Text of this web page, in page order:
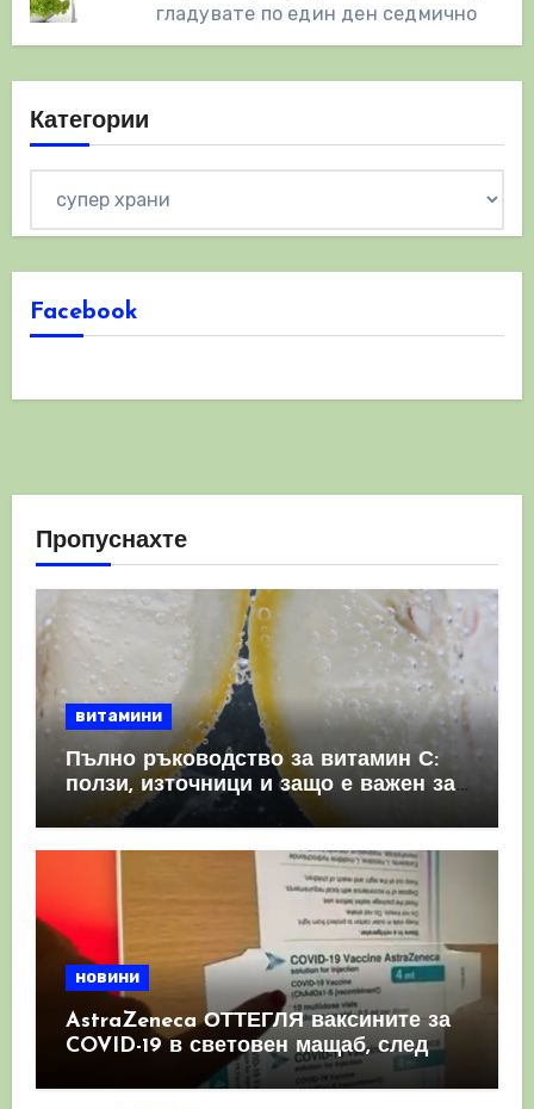
гладувате по един ден седмично
Категории
Facebook
Пропуснахте
витамини
Пълно ръководство за витамин С:
ползи, източници и защо е важен за
имунната система
новини
AstraZeneca ОТТЕГЛЯ ваксините за
COVID-19 в световен мащаб, след
като призна, че те причиняват
КРЪВНИ съсиреци